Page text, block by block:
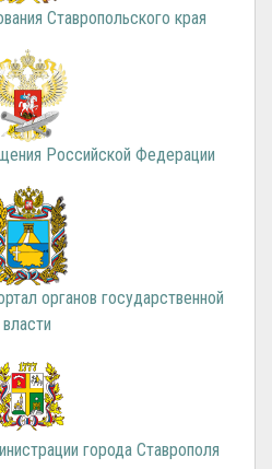
Ставропольского края
Российской Федерации
органов государственной
власти
города Ставрополя